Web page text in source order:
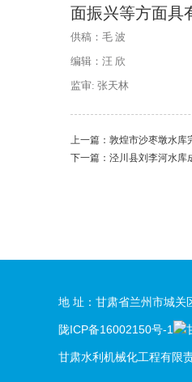
面振兴等方面具
供稿：毛 波
编辑：汪 欣
监审: 张天林
上一篇： 敦煌市沙枣墩水库
下一篇： 泾川县刘李河水库
地 址：甘肃省兰州市城
陇ICP备16002150号-1
甘肃水利机械化工程有